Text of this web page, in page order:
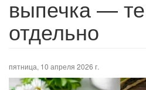
выпечка —
отдельно
пятница, 10 апреля 2026 г.